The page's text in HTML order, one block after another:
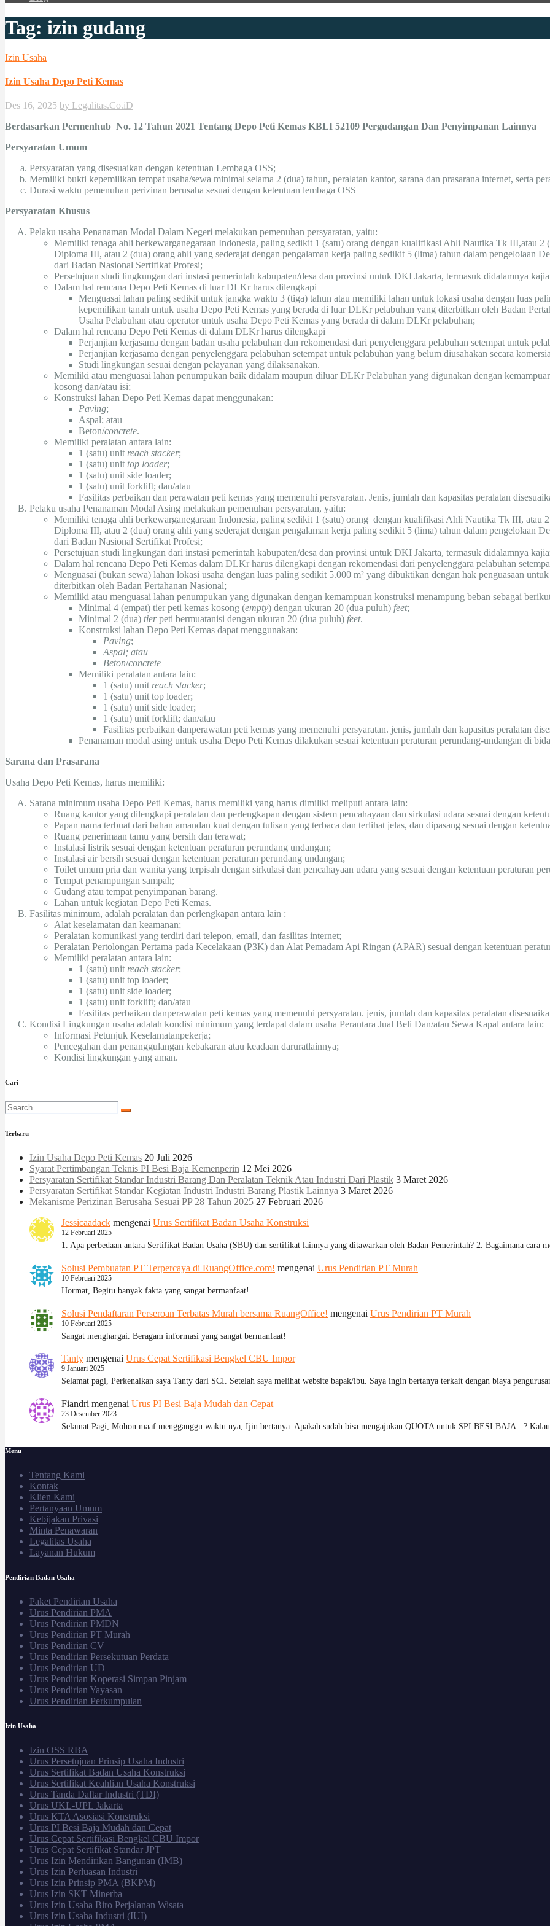
Tag: izin gudang
Izin Usaha
Izin Usaha Depo Peti Kemas
Des 16, 2025 by Legalitas.Co.iD
Berdasarkan Permenhub No. 12 Tahun 2021 Tentang Depo Peti Kemas KBLI 52109 Pergudangan Dan Penyimpanan Lainnya
Persyaratan Umum
Persyaratan yang disesuaikan dengan ketentuan Lembaga OSS;
Memiliki bukti kepemilikan tempat usaha/sewa minimal selama 2 (dua) tahun, peralatan kantor, sarana dan prasarana internet, serta
Durasi waktu pemenuhan perizinan berusaha sesuai dengan ketentuan lembaga OSS
Persyaratan Khusus
Pelaku usaha Penanaman Modal Dalam Negeri melakukan pemenuhan persyaratan, yaitu:
Memiliki tenaga ahli berkewarganegaraan Indonesia, paling sedikit 1 (satu) orang dengan kualifikasi Ahli Nautika Tk III,atau 2
Diploma III, atau 2 (dua) orang ahli yang sederajat dengan pengalaman kerja paling sedikit 5 (lima) tahun dalam pengelolaan
dari Badan Nasional Sertifikat Profesi;
Persetujuan studi lingkungan dari instasi pemerintah kabupaten/desa dan provinsi untuk DKI Jakarta, termasuk didalamnya
Dalam hal rencana Depo Peti Kemas di luar DLKr harus dilengkapi
Menguasai lahan paling sedikit untuk jangka waktu 3 (tiga) tahun atau memiliki lahan untuk lokasi usaha dengan luas
kepemilikan tanah untuk usaha Depo Peti Kemas yang berada di luar DLKr pelabuhan yang diterbitkan oleh Badan
Usaha Pelabuhan atau operator untuk usaha Depo Peti Kemas yang berada di dalam DLKr pelabuhan;
Dalam hal rencana Depo Peti Kemas di dalam DLKr harus dilengkapi
Perjanjian kerjasama dengan badan usaha pelabuhan dan rekomendasi dari penyelenggara pelabuhan setempat untuk
Perjanjian kerjasama dengan penyelenggara pelabuhan setempat untuk pelabuhan yang belum diusahakan secara
Studi lingkungan sesuai dengan pelayanan yang dilaksanakan.
Memiliki atau menguasai lahan penumpukan baik didalam maupun diluar DLKr Pelabuhan yang digunakan dengan
kosong dan/atau isi;
Konstruksi lahan Depo Peti Kemas dapat menggunakan:
Paving;
Aspal; atau
Beton/concrete.
Memiliki peralatan antara lain:
1 (satu) unitreach stacker;
1 (satu) unittop loader;
1 (satu) unit side loader;
1 (satu) unit forklift; dan/atau
Fasilitas perbaikan dan perawatan peti kemas yang memenuhi persyaratan. Jenis, jumlah dan kapasitas peralatan
Pelaku usaha Penanaman Modal Asing melakukan pemenuhan persyaratan, yaitu:
Memiliki tenaga ahli berkewarganegaraan Indonesia, paling sedikit 1 (satu) orang dengan kualifikasi Ahli Nautika Tk III, atau
Diploma III, atau 2 (dua) orang ahli yang sederajat dengan pengalaman kerja paling sedikit 5 (lima) tahun dalam pengelolaan
dari Badan Nasional Sertifikat Profesi;
Persetujuan studi lingkungan dari instasi pemerintah kabupaten/desa dan provinsi untuk DKI Jakarta, termasuk didalamnya
Dalam hal rencana Depo Peti Kemas dalam DLKr harus dilengkapi dengan rekomendasi dari penyelenggara pelabuhan
Menguasai (bukan sewa) lahan lokasi usaha dengan luas paling sedikit 5.000 m² yang dibuktikan dengan hak penguasaan
diterbitkan oleh Badan Pertahanan Nasional;
Memiliki atau menguasai lahan penumpukan yang digunakan dengan kemampuan konstruksi menampung beban sebagai
Minimal 4 (empat) tier peti kemas kosong (empty) dengan ukuran 20 (dua puluh) feet;
Minimal 2 (dua) tierpeti bermuatanisi dengan ukuran 20 (dua puluh) feet.
Konstruksi lahan Depo Peti Kemas dapat menggunakan:
Paving;
Aspal; atau
Beton/concrete
Memiliki peralatan antara lain:
1 (satu) unitreach stacker;
1 (satu) unit top loader;
1 (satu) unit side loader;
1 (satu) unit forklift; dan/atau
Fasilitas perbaikan danperawatan peti kemas yang memenuhi persyaratan. jenis, jumlah dan kapasitas peralatan
Penanaman modal asing untuk usaha Depo Peti Kemas dilakukan sesuai ketentuan peraturan perundang-undangan di
Sarana dan Prasarana
Usaha Depo Peti Kemas, harus memiliki:
Sarana minimum usaha Depo Peti Kemas, harus memiliki yang harus dimiliki meliputi antara lain:
Ruang kantor yang dilengkapi peralatan dan perlengkapan dengan sistem pencahayaan dan sirkulasi udara sesuai dengan
Papan nama terbuat dari bahan amandan kuat dengan tulisan yang terbaca dan terlihat jelas, dan dipasang sesuai dengan
Ruang penerimaan tamu yang bersih dan terawat;
Instalasi listrik sesuai dengan ketentuan peraturan perundang undangan;
Instalasi air bersih sesuai dengan ketentuan peraturan perundang undangan;
Toilet umum pria dan wanita yang terpisah dengan sirkulasi dan pencahayaan udara yang sesuai dengan ketentuan peraturan
Tempat penampungan sampah;
Gudang atau tempat penyimpanan barang.
Lahan untuk kegiatan Depo Peti Kemas.
Fasilitas minimum, adalah peralatan dan perlengkapan antara lain :
Alat keselamatan dan keamanan;
Peralatan komunikasi yang terdiri dari telepon, email, dan fasilitas internet;
Peralatan Pertolongan Pertama pada Kecelakaan (P3K) dan Alat Pemadam Api Ringan (APAR) sesuai dengan ketentuan
Memiliki peralatan antara lain:
1 (satu) unitreach stacker;
1 (satu) unit top loader;
1 (satu) unit side loader;
1 (satu) unit forklift; dan/atau
Fasilitas perbaikan danperawatan peti kemas yang memenuhi persyaratan. jenis, jumlah dan kapasitas peralatan
Kondisi Lingkungan usaha adalah kondisi minimum yang terdapat dalam usaha Perantara Jual Beli Dan/atau Sewa Kapal antara lain:
Informasi Petunjuk Keselamatanpekerja;
Pencegahan dan penanggulangan kebakaran atau keadaan daruratlainnya;
Kondisi lingkungan yang aman.
Cari
Terbaru
Izin Usaha Depo Peti Kemas 20 Juli 2026
Syarat Pertimbangan Teknis PI Besi Baja Kemenperin 12 Mei 2026
Persyaratan Sertifikat Standar Industri Barang Dan Peralatan Teknik Atau Industri Dari Plastik 3 Maret 2026
Persyaratan Sertifikat Standar Kegiatan Industri Industri Barang Plastik Lainnya 3 Maret 2026
Mekanisme Perizinan Berusaha Sesuai PP 28 Tahun 2025 27 Februari 2026
Jessicaadack mengenai Urus Sertifikat Badan Usaha Konstruksi
12 Februari 2025
1. Apa perbedaan antara Sertifikat Badan Usaha (SBU) dan sertifikat lainnya yang ditawarkan oleh Badan Pemerintah? 2. Bagaimana cara
Solusi Pembuatan PT Terpercaya di RuangOffice.com! mengenai Urus Pendirian PT Murah
10 Februari 2025
Hormat, Begitu banyak fakta yang sangat bermanfaat!
Solusi Pendaftaran Perseroan Terbatas Murah bersama RuangOffice! mengenai Urus Pendirian PT Murah
10 Februari 2025
Sangat menghargai. Beragam informasi yang sangat bermanfaat!
Tanty mengenai Urus Cepat Sertifikasi Bengkel CBU Impor
9 Januari 2025
Selamat pagi, Perkenalkan saya Tanty dari SCI. Setelah saya melihat website bapak/ibu. Saya ingin bertanya terkait dengan biaya
Fiandri mengenai Urus PI Besi Baja Mudah dan Cepat
23 Desember 2023
Selamat Pagi, Mohon maaf mengganggu waktu nya, Ijin bertanya. Apakah sudah bisa mengajukan QUOTA untuk SPI BESI BAJA...?
Menu
Tentang Kami
Kontak
Klien Kami
Pertanyaan Umum
Kebijakan Privasi
Minta Penawaran
Legalitas Usaha
Layanan Hukum
Pendirian Badan Usaha
Paket Pendirian Usaha
Urus Pendirian PMA
Urus Pendirian PMDN
Urus Pendirian PT Murah
Urus Pendirian CV
Urus Pendirian Persekutuan Perdata
Urus Pendirian UD
Urus Pendirian Koperasi Simpan Pinjam
Urus Pendirian Yayasan
Urus Pendirian Perkumpulan
Izin Usaha
Izin OSS RBA
Urus Persetujuan Prinsip Usaha Industri
Urus Sertifikat Badan Usaha Konstruksi
Urus Sertifikat Keahlian Usaha Konstruksi
Urus Tanda Daftar Industri (TDI)
Urus UKL-UPL Jakarta
Urus KTA Asosiasi Konstruksi
Urus PI Besi Baja Mudah dan Cepat
Urus Cepat Sertifikasi Bengkel CBU Impor
Urus Cepat Sertifikat Standar JPT
Urus Izin Mendirikan Bangunan (IMB)
Urus Izin Perluasan Industri
Urus Izin Prinsip PMA (BKPM)
Urus Izin SKT Minerba
Urus Izin Usaha Biro Perjalanan Wisata
Urus Izin Usaha Industri (IUI)